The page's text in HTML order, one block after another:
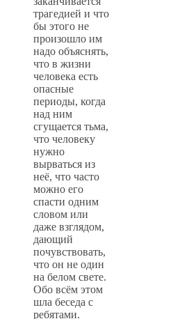
трагедией и что
бы этого не
произошло им
надо объяснять,
что в жизни
человека есть
опасные
периоды, когда
над ним
сгущается тьма,
что человеку
нужно
вырваться из
неё, что часто
можно его
спасти одним
словом или
даже взглядом,
дающий
почувствовать,
что он не один
на белом свете.
Обо всём этом
шла беседа с
ребятами.